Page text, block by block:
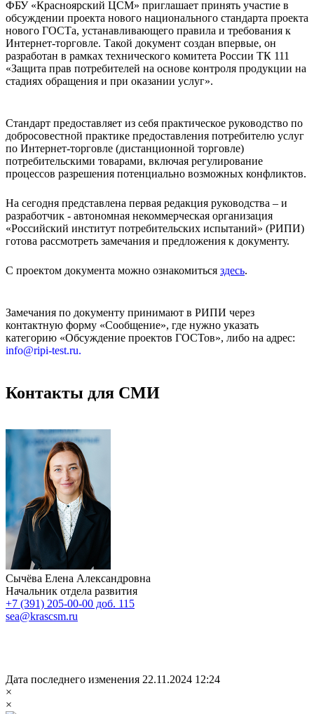
ФБУ «Красноярский ЦСМ» приглашает принять участие в
обсуждении проекта нового национального стандарта проекта
нового ГОСТа, устанавливающего правила и требования к
Интернет-торговле. Такой документ создан впервые, он
разработан в рамках технического комитета России ТК 111
«Защита прав потребителей на основе контроля продукции на
стадиях обращения и при оказании услуг».
Стандарт предоставляет из себя практическое руководство по
добросовестной практике предоставления потребителю услуг
по Интернет-торговле (дистанционной торговле)
потребительскими товарами, включая регулирование
процессов разрешения потенциально возможных конфликтов.
На сегодня представлена первая редакция руководства – и
разработчик - автономная некоммерческая организация
«Российский институт потребительских испытаний» (РИПИ)
готова рассмотреть замечания и предложения к документу.
С проектом документа можно ознакомиться здесь.
Замечания по документу принимают в РИПИ через
контактную форму «Сообщение», где нужно указать
категорию «Обсуждение проектов ГОСТов», либо на адрес:
info@ripi-test.ru.
Контакты для СМИ
Сычёва Елена Александровна
Начальник отдела развития
+7 (391) 205-00-00 доб. 115
sea@krascsm.ru
Дата последнего изменения 22.11.2024 12:24
×
×